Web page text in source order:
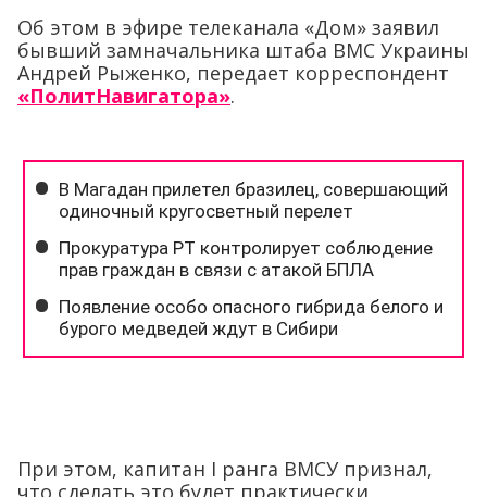
Об этом в эфире телеканала «Дом» заявил
бывший замначальника штаба ВМС Украины
Андрей Рыженко, передает корреспондент
«ПолитНавигатора».
При этом, капитан I ранга ВМСУ признал,